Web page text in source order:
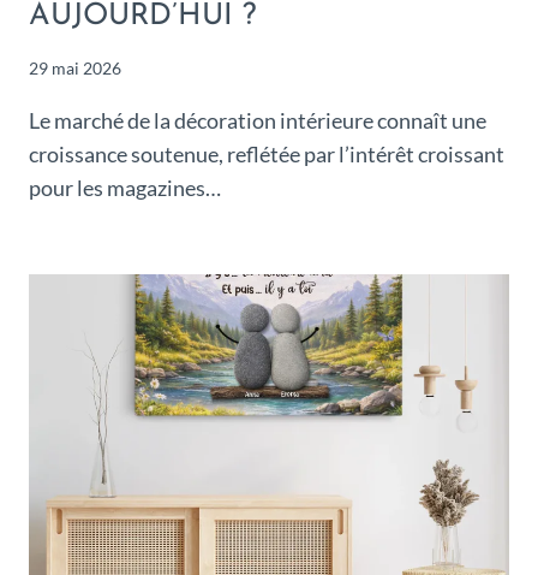
AUJOURD’HUI ?
29 mai 2026
Le marché de la décoration intérieure connaît une
croissance soutenue, reflétée par l’intérêt croissant
pour les magazines…